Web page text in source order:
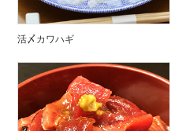
活〆カワハギ